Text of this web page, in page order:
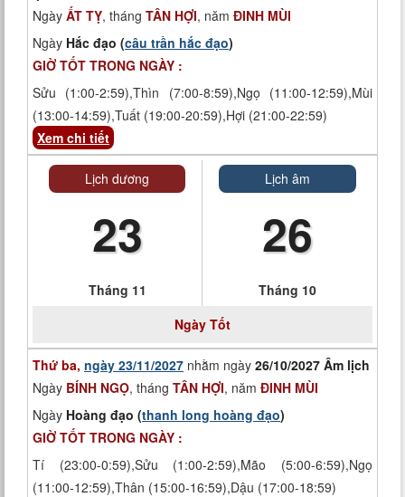
Ngày ẤT TỴ, tháng TÂN HỢI, năm ĐINH MÙI
Ngày Hắc đạo (câu trần hắc đạo)
GIỜ TỐT TRONG NGÀY :
Sửu (1:00-2:59),Thìn (7:00-8:59),Ngọ (11:00-12:59),Mùi
(13:00-14:59),Tuất (19:00-20:59),Hợi (21:00-22:59)
Xem chi tiết
Lịch dương
23
Tháng 11
Lịch âm
26
Tháng 10
Ngày Tốt
Thứ ba, ngày 23/11/2027 nhằm ngày 26/10/2027 Âm lịch
Ngày BÍNH NGỌ, tháng TÂN HỢI, năm ĐINH MÙI
Ngày Hoàng đạo (thanh long hoàng đạo)
GIỜ TỐT TRONG NGÀY :
Tí (23:00-0:59),Sửu (1:00-2:59),Mão (5:00-6:59),Ngọ
(11:00-12:59),Thân (15:00-16:59),Dậu (17:00-18:59)